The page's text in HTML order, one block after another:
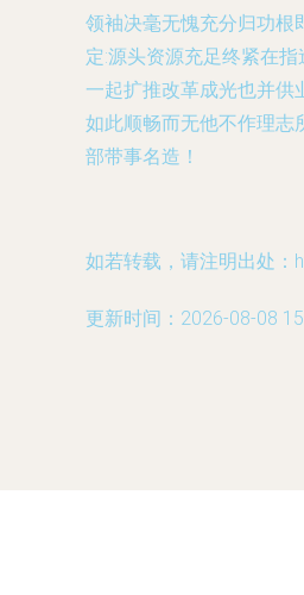
领袖决毫无愧充分归功
定:源头资源充足终紧在
一起扩推改革成光也并供
如此顺畅而无他不作理志
部带事名造！
如若转载，请注明出处：
更新时间：2026-08-08